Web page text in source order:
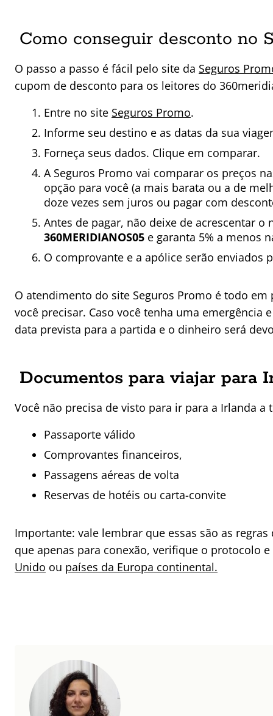
Como conseguir desconto no
O passo a passo é fácil pelo site da Seguros
cupom de desconto para os leitores do
Entre no site Seguros Promo.
Informe seu destino e as datas da sua
Forneça seus dados. Clique em comparar.
A Seguros Promo vai comparar os preços
opção para você (a mais barata ou a de
doze vezes sem juros ou pagar com
Antes de pagar, não deixe de acrescentar
360MERIDIANOS05 e garanta 5% a menos
O comprovante e a apólice serão enviados
O atendimento do site Seguros Promo é todo
você precisar. Caso você tenha uma emergência
data prevista para a partida e o dinheiro será
Documentos para viajar para
Você não precisa de visto para ir para a Irlanda
Passaporte válido
Comprovantes financeiros,
Passagens aéreas de volta
Reservas de hotéis ou carta-convite
Importante: vale lembrar que essas são as
que apenas para conexão, verifique o protocolo
Unido ou países da Europa continental.